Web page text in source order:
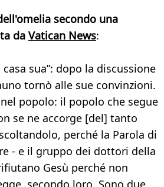
secondo una
da Vatican News:
sua”: dopo la discussione
tornò alle sue convinzioni.
nel popolo: il popolo che segue
se ne accorge [del] tanto
perché la Parola di
- e il gruppo dei dottori della
Gesù perché non
secondo loro. Sono due